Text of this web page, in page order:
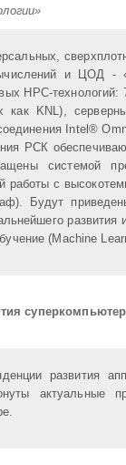
и ЦОД
HPC-
как KNL),
Intel®
РСК
системой
работы с
Будут
(Machine
развития
актуальные